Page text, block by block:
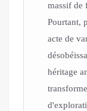
massif de
Pourtant,
acte de
héritage